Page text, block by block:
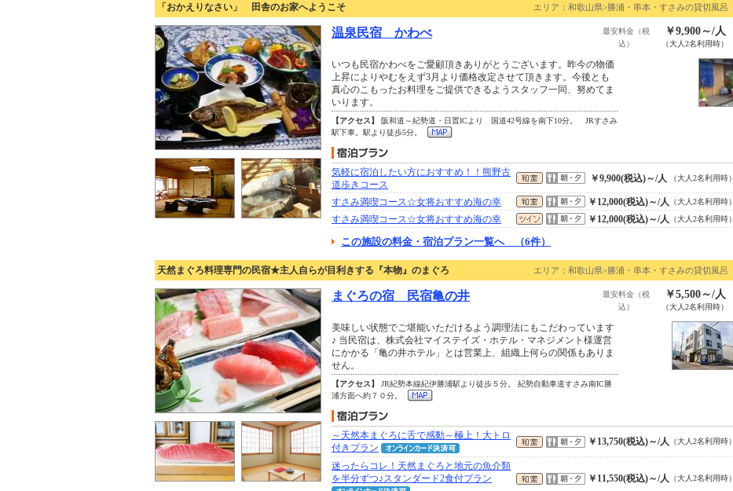
「おかえりなさい」 田舎のお家へようこそ エリア：和歌山県>勝浦・串本・すさみの貸切風呂
温泉民宿 かわべ
最安料金（税
込）
￥9,900～/人
（大人2名利用時）
いつも民宿かわべをご愛顧頂きありがとうございます。昨今の物価
上昇によりやむをえず3月より価格改定させて頂きます。今後とも
真心のこもったお料理をご提供できるようスタッフ一同、努めてま
いります。
【アクセス】
阪和道～紀勢道・日置ICより 国道42号線を南下10分。 JRすさみ
駅下車。駅より徒歩5分。
気軽に宿泊したい方におすすめ！！熊野古
道歩きコース
￥9,900(税込)～/人 （大人2名利用時）
すさみ満喫コース☆女将おすすめ海の幸 ￥12,000(税込)～/人 （大人2名利用時）
すさみ満喫コース☆女将おすすめ海の幸 ￥12,000(税込)～/人 （大人2名利用時）
この施設の料金・宿泊プラン一覧へ （6件）
天然まぐろ料理専門の民宿★主人自らが目利きする『本物』のまぐろ エリア：和歌山県>勝浦・串本・すさみの貸切風呂
まぐろの宿 民宿亀の井
最安料金（税
込）
￥5,500～/人
（大人2名利用時）
美味しい状態でご堪能いただけるよう調理法にもこだわっています
♪ 当民宿は、株式会社マイステイズ・ホテル・マネジメント様運営
にかかる「亀の井ホテル」とは営業上、組織上何らの関係もありま
せん。
【アクセス】
JR紀勢本線紀伊勝浦駅より徒歩５分。 紀勢自動車道すさみ南IC勝
浦方面へ約７０分。
～天然本まぐろに舌で感動～極上！大トロ
付きプラン
￥13,750(税込)～/人 （大人2名利用時）
迷ったらコレ！天然まぐろと地元の魚介類
を半分ずつ♪スタンダード2食付プラン
￥11,550(税込)～/人 （大人2名利用時）